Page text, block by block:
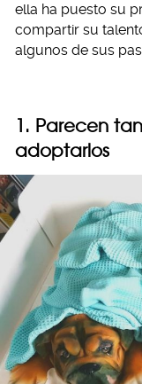
ella ha puesto su
compartir su
algunos de sus
1. Parecen
adoptarlos